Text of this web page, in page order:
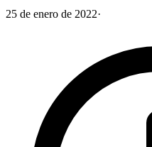
25 de enero de 2022·